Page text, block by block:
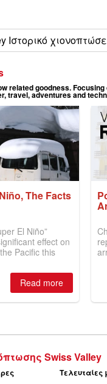
Ιστορικό
Swiss Valley
Τελευταίες